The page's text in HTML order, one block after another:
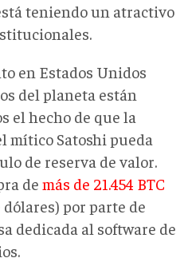
teniendo un atractivo
en Estados Unidos
del planeta están
el hecho de que la
mítico Satoshi pueda
de reserva de valor.
demás de 21.454 BTC
por parte de
dedicada al software de